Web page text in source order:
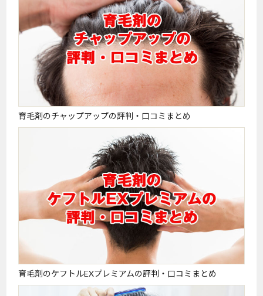
育毛剤のチャップアップの評判・口コミまとめ
育毛剤のケフトルEXプレミアムの評判・口コミまとめ